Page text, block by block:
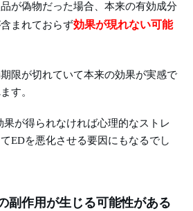
が偽物だった場合、本来の有効成分
まれておらず効果が現れない可能
限が切れていて本来の効果が実感で
す。
果が得られなければ心理的なストレ
EDを悪化させる要因にもなるでし
副作用が生じる可能性がある